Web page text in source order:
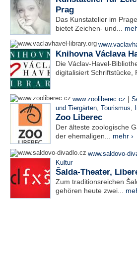
Prag
Das Kunstatelier im
bietet Zeichen- und...
Knihovna Václava
Die Václav-Havel-
digitalisiert Schriftstücke,
www.zooliberec.cz |
und Tiergärten, Tourismus,
Zoo Liberec
Der älteste zoologische
der ehemaligen... mehr ›
www.saldovo-
Kultur
Šalda-Theater,
Zum traditionsreichen
gehören heute zwei...